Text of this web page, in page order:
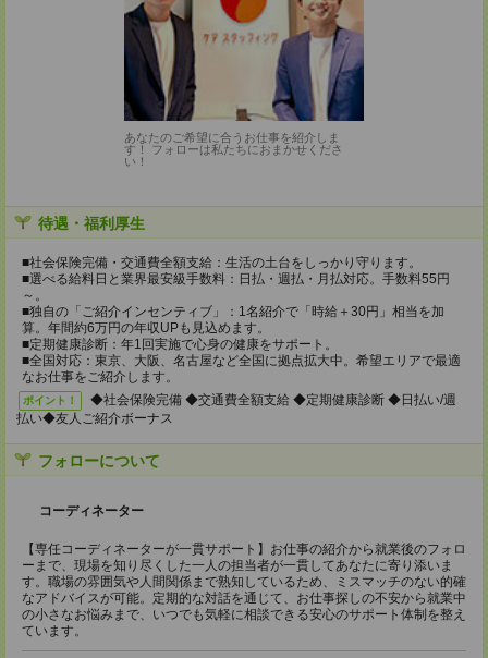
あなたのご希望に合うお仕事を紹介しま
す！ フォローは私たちにおまかせくださ
い！
待遇・福利厚生
■社会保険完備・交通費全額支給：生活の土台をしっかり守ります。
■選べる給料日と業界最安級手数料：日払・週払・月払対応。手数料55円
～。
■独自の「ご紹介インセンティブ」：1名紹介で「時給＋30円」相当を加
算。年間約6万円の年収UPも見込めます。
■定期健康診断：年1回実施で心身の健康をサポート。
■全国対応：東京、大阪、名古屋など全国に拠点拡大中。希望エリアで最適
なお仕事をご紹介します。
ポイント！
◆社会保険完備 ◆交通費全額支給 ◆定期健康診断 ◆日払い/週
払い◆友人ご紹介ボーナス
フォローについて
コーディネーター
【専任コーディネーターが一貫サポート】お仕事の紹介から就業後のフォロ
ーまで、現場を知り尽くした一人の担当者が一貫してあなたに寄り添いま
す。職場の雰囲気や人間関係まで熟知しているため、ミスマッチのない的確
なアドバイスが可能。定期的な対話を通じて、お仕事探しの不安から就業中
の小さなお悩みまで、いつでも気軽に相談できる安心のサポート体制を整え
ています。